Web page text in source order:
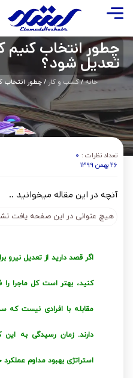
چطور انتخاب کنیم
تعدیل شود؟
خانه/کسب و کار / چطور انتخاب
تعداد نظرات : 0
26 بهمن 1399
آنچه در این مقاله میخوانید ..
هیچ عنوانی در این صفحه یافت
اگر قصد دارید از تعدیل نیرو
کنید، بهتر است کل ماجرا را
مقابله با افرادی نیست که
دارند. زمان رسیدگی به این
استراتژی بهبود مداوم